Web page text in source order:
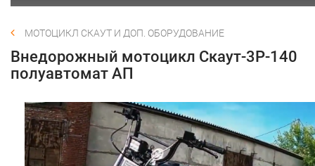
МОТОЦИКЛ СКАУТ И ДОП. ОБОРУДОВАНИЕ
Внедорожный мотоцикл Скаут-3Р-140
полуавтомат АП